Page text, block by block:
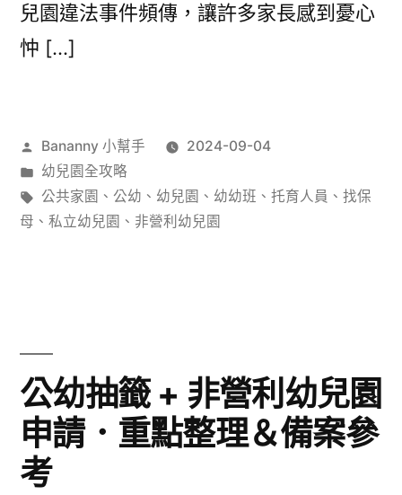
兒園違法事件頻傳，讓許多家長感到憂心
忡 […]
作
者:
Bananny 小幫手
2024-09-04
分
類:
幼兒園全攻略
標
籤:
公共家園 、 公幼 、 幼兒園 、 幼幼班 、 托育人員 、 找保
母 、 私立幼兒園 、 非營利幼兒園
公幼抽籤 + 非營利幼兒園
申請．重點整理＆備案參
考